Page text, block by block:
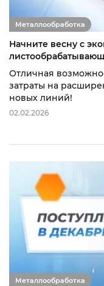
Металлообработка
Начните весну с
Отличная
затраты на
новых линий!
02.02.2026
Металлообработка